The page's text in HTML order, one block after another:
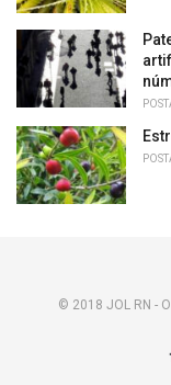
© 2018 JOL RN -